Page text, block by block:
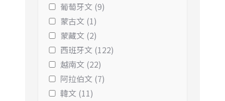
葡萄牙文 (9)
蒙古文 (1)
蒙藏文 (2)
西班牙文 (122)
越南文 (22)
阿拉伯文 (7)
韓文 (11)